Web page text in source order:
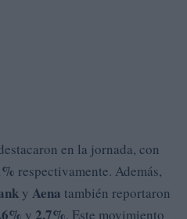
en la jornada, con
respectivamente. Además,
y Aena también reportaron
y 2,7%. Este movimiento